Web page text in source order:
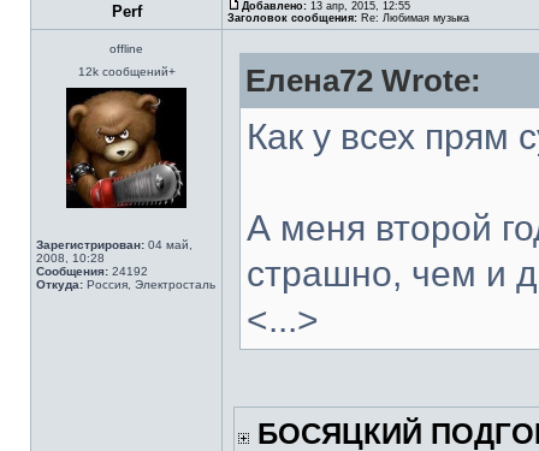
Perf Добавлено: 13 апр, 2015, 12:55
Заголовок сообщения: Re: Любимая музыка
offline
12k сообщений+
Зарегистрирован: 04 май,
2008, 10:28
Сообщения: 24192
Откуда: Россия, Электросталь
Елена72 Wrote:
Как у всех прям
А меня второй
страшно, чем и
<...>
БОСЯЦКИЙ